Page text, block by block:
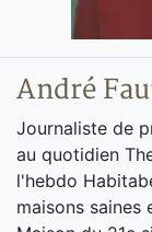
André
Journaliste de
au quotidien
l'hebdo
maisons saines